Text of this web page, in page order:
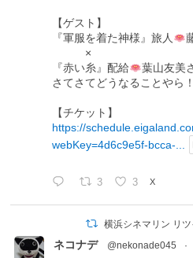
【ゲスト】
『軍服を着た神様』旅人
×
『赤い糸』配給
葉山友美
さてさてどうなることやら！
【チケット】
https://
webKey=4d6c9e5f-bcca-...
3 3 X
横浜シネマリン リ
ネコナデ @nekonade045 ·